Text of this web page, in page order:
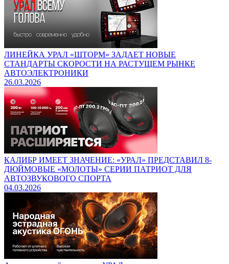
ЛИНЕЙКА УРАЛ «ШТОРМ» ЗАДАЕТ НОВЫЕ
СТАНДАРТЫ СКОРОСТИ НА РАСТУЩЕМ РЫНКЕ
АВТОЭЛЕКТРОНИКИ
26.03.2026
КАЛИБР ИМЕЕТ ЗНАЧЕНИЕ: «УРАЛ» ПРЕДСТАВИЛ 8-
ДЮЙМОВЫЕ «МОЛОТЫ» СЕРИИ ПАТРИОТ ДЛЯ
АВТОЗВУКОВОГО СПОРТА
04.03.2026